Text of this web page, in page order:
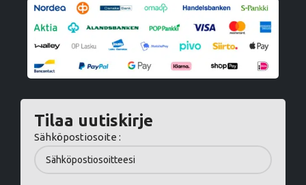
Tilaa uutiskirje
Sähköpostiosoite :